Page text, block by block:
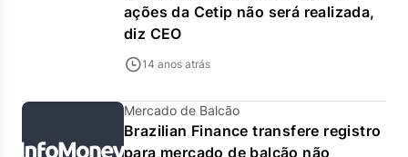
ações da Cetip não será realizada,
diz CEO
14 anos atrás
Mercado de Balcão
Brazilian Finance transfere registro
para mercado de balcão não